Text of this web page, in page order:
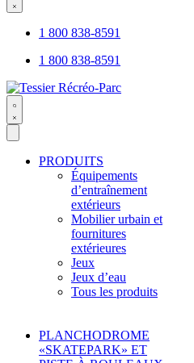
Search
1 800 838-8591
1 800 838-8591
Search
open
PRODUITS
Équipements
d’entraînement
extérieurs
Mobilier urbain et
fournitures
extérieures
Jeux
Jeux d’eau
Tous les produits
PLANCHODROME
«SKATEPARK» ET